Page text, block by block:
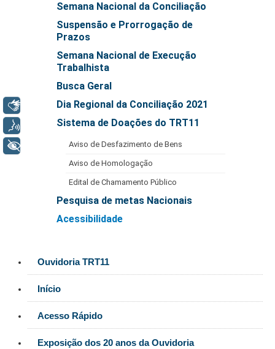
Automação e IA
Governança
Governança de TI
Gestão Estratégica
Governança das Contratações Obras
Rede de Governança Colaborativa
Sites Institucionais
Educação a distância
Responsabilidade Socioambiental
Comissão Permanente de Acessibilidade e Inclusão
Escola Judicial
Programa Trabalho Seguro
Semana Nacional da Conciliação
Suspensão e Prorrogação de
Prazos
Semana Nacional de Execução
Trabalhista
Busca Geral
Dia Regional da Conciliação 2021
Sistema de Doações do TRT11
Aviso de Desfazimento de Bens
Aviso de Homologação
Edital de Chamamento Público
Pesquisa de metas Nacionais
Acessibilidade
Ouvidoria TRT11
Início
Acesso Rápido
Exposição dos 20 anos da Ouvidoria
Libras
+ Acessibilidade